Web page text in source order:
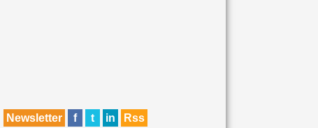
Newsletter f t in Rss